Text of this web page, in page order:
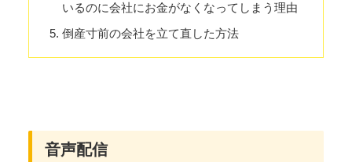
いるのに会社にお金がなくなってしまう理由
倒産寸前の会社を立て直した方法
音声配信